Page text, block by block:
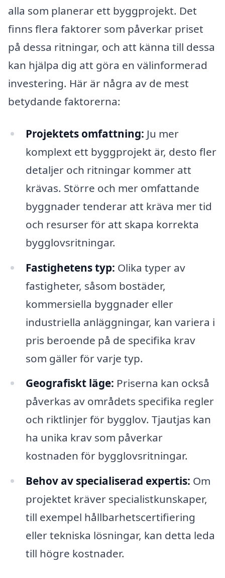
alla som planerar ett byggprojekt. Det
finns flera faktorer som påverkar priset
på dessa ritningar, och att känna till dessa
kan hjälpa dig att göra en välinformerad
investering. Här är några av de mest
betydande faktorerna:
Projektets omfattning: Ju mer
komplext ett byggprojekt är, desto fler
detaljer och ritningar kommer att
krävas. Större och mer omfattande
byggnader tenderar att kräva mer tid
och resurser för att skapa korrekta
bygglovsritningar.
Fastighetens typ: Olika typer av
fastigheter, såsom bostäder,
kommersiella byggnader eller
industriella anläggningar, kan variera i
pris beroende på de specifika krav
som gäller för varje typ.
Geografiskt läge: Priserna kan också
påverkas av områdets specifika regler
och riktlinjer för bygglov. Tjautjas kan
ha unika krav som påverkar
kostnaden för bygglovsritningar.
Behov av specialiserad expertis: Om
projektet kräver specialistkunskaper,
till exempel hållbarhetscertifiering
eller tekniska lösningar, kan detta leda
till högre kostnader.